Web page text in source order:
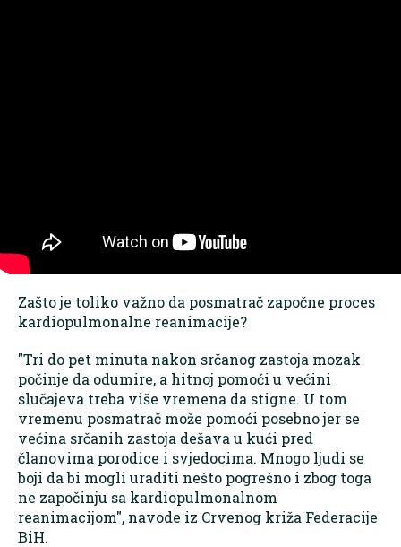
Zašto je toliko važno da posmatrač započne proces
kardiopulmonalne reanimacije?
"Tri do pet minuta nakon srčanog zastoja mozak
počinje da odumire, a hitnoj pomoći u većini
slučajeva treba više vremena da stigne. U tom
vremenu posmatrač može pomoći posebno jer se
većina srčanih zastoja dešava u kući pred
članovima porodice i svjedocima. Mnogo ljudi se
boji da bi mogli uraditi nešto pogrešno i zbog toga
ne započinju sa kardiopulmonalnom
reanimacijom", navode iz Crvenog križa Federacije
BiH.